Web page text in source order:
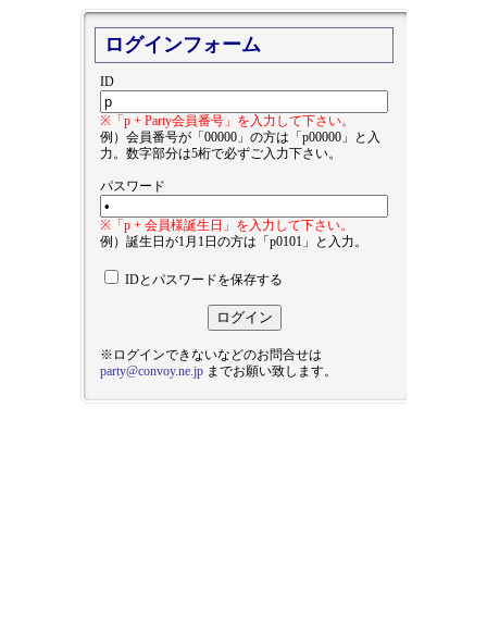
ログインフォーム
ID
※「p + Party会員番号」を入力して下さい。
例）会員番号が「00000」の方は「p00000」と入
力。数字部分は5桁で必ずご入力下さい。
パスワード
※「p + 会員様誕生日」を入力して下さい。
例）誕生日が1月1日の方は「p0101」と入力。
IDとパスワードを保存する
※ログインできないなどのお問合せは
party@convoy.ne.jp までお願い致します。